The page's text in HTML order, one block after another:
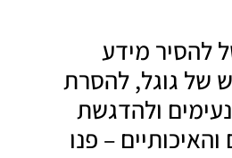
להסיר מידע
של גוגל, להסרת
ולהדגשת
– פנו